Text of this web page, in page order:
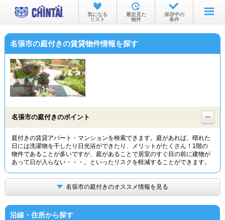
お部屋を探す
沿線・駅から
物件特集から
TOP
気になる
リスト
最近見た
物件
保存中の
条件
名張市の庭付きの賃貸物件情報を探す
名張市の庭付きのポイント
庭付きの賃貸アパート・マンションを検索できます。庭があれば、晴れた
日には洗濯物を干したり日光浴ができたり、メリットがたくさん！1階の
物件であることが多いですが、庭があることで居室のすぐ目の前に建物が
あって日が入らない・・・。といったリスクを軽減することができます。
名張市の庭付きのオススメ情報を見る
沿線・住所から探す